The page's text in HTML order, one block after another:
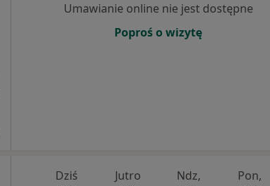
Umawianie online nie jest dostępne
Poproś o wizytę
Dziś Jutro Ndz, Pon,